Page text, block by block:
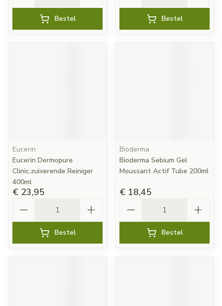
Bestel Bestel
Eucerin
Eucerin Dermopure
Clinic.zuiverende Reiniger
400ml
€ 23,95
Bestel
Bioderma
Bioderma Sebium Gel
Moussant Actif Tube 200ml
€ 18,45
Bestel